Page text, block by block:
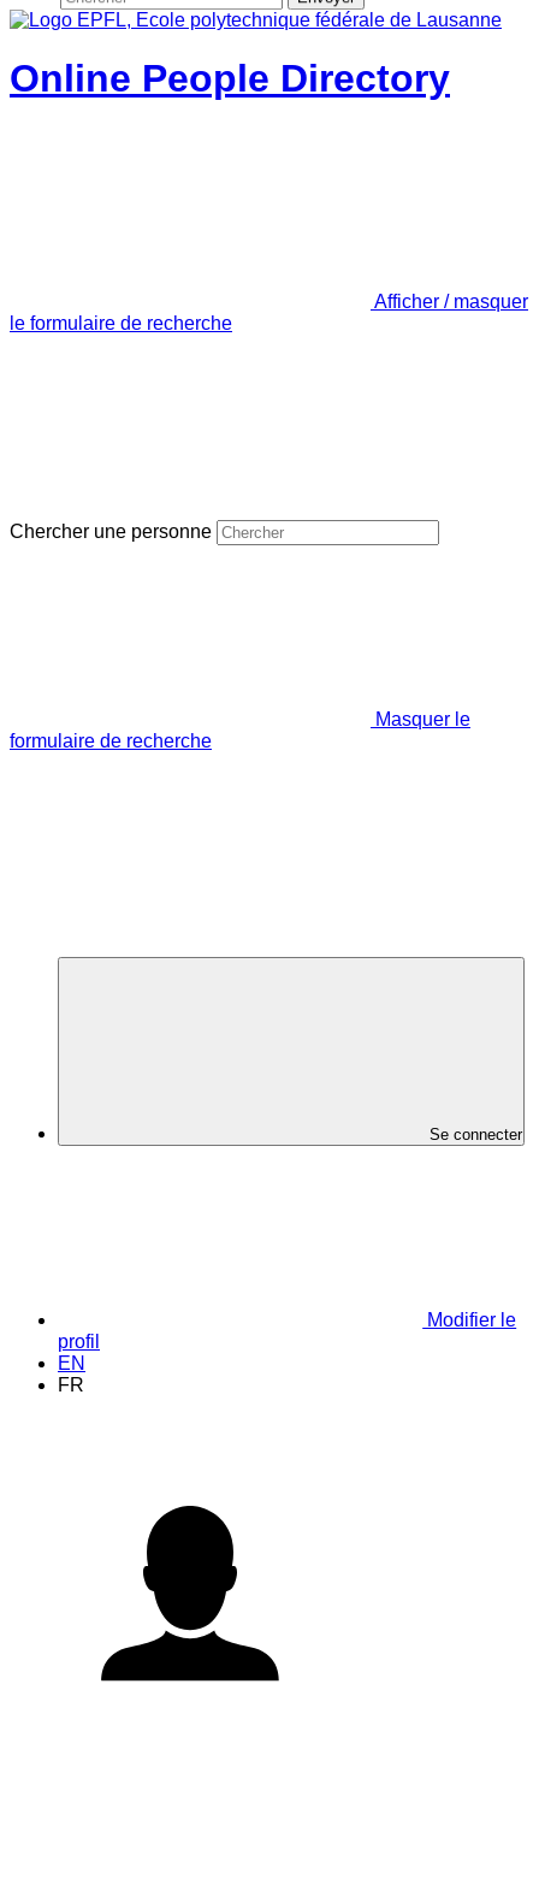
Online People Directory
Afficher / masquer
le formulaire de recherche
Chercher une personne
Masquer le
formulaire de recherche
Se connecter
Modifier le
profil
EN
FR